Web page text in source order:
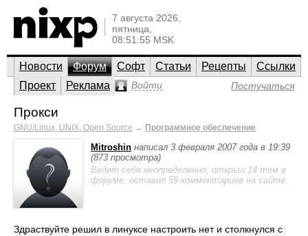
7 августа 2026,
пятница,
08:51:55 MSK
Новости Форум Софт Статьи Рецепты
Ссылки
Проект
Реклама Войти Постучаться
Прокси
GNU/Linux, UNIX, Open Source → Программное обеспечение
Mitroshin написал 3 февраля 2007 года в 19:39
(873 просмотра)
Ведет себя неопределенно; открыл 14 тем в
форуме, оставил 59 комментариев на сайте.
Здраствуйте решил в линуксе настроить нет и столкнулся с